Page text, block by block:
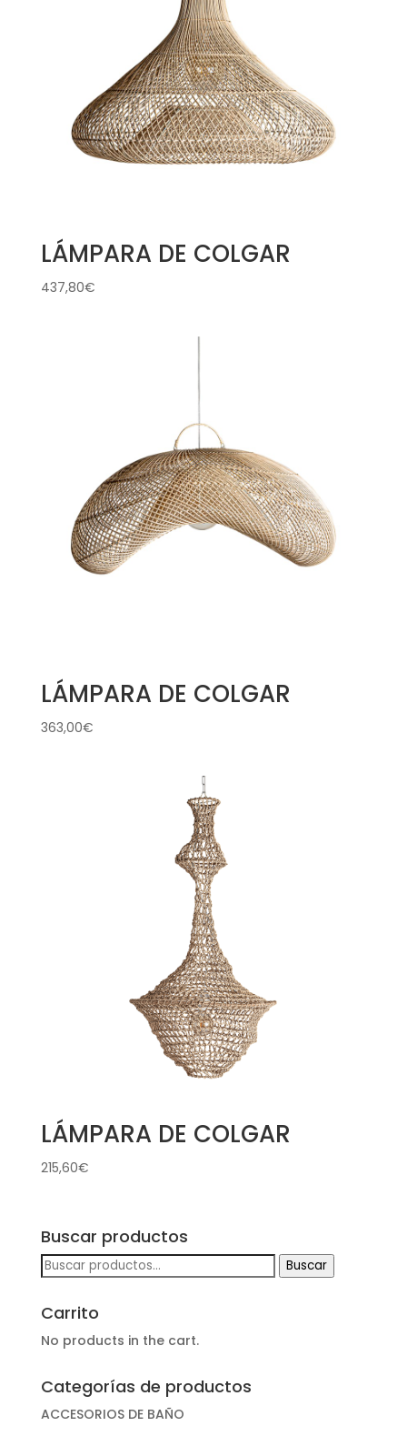
LÁMPARA DE COLGAR
437,80€
LÁMPARA DE COLGAR
363,00€
LÁMPARA DE COLGAR
215,60€
Buscar productos
Buscar
por:
Buscar
Carrito
No products in the cart.
Categorías de productos
ACCESORIOS DE BAÑO